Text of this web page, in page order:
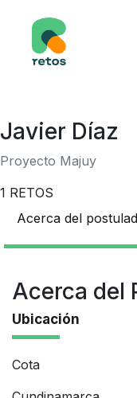
Javier Díaz
Proyecto Majuy
1 RETOS
Acerca del
Acerca del
Ubicación
Cota